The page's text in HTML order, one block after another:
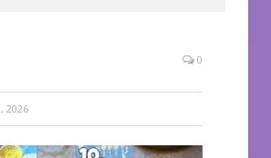
0
2026